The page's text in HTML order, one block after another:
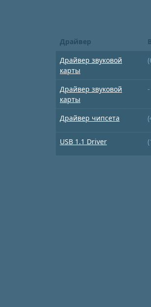
Драйвер
Драйвер звуковой
карты
Драйвер звуковой
карты
-
Драйвер чипсета
USB 1.1 Driver